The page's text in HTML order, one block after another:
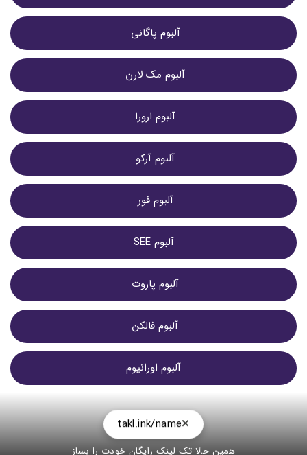
آلبوم پاگانی
آلبوم مک لارن
آلبوم ارورا
آلبوم آرکو
آلبوم فور
آلبوم SEE
آلبوم پاروت
آلبوم فالکن
آلبوم اورانیوم
takl.ink/name
همین حالا تک لینک رایگان خودت را بساز